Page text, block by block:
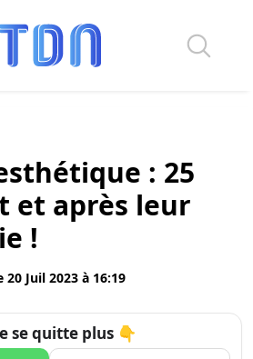
: 25
et après leur
!
20 Juil 2023 à 16:19
se quitte plus 👇